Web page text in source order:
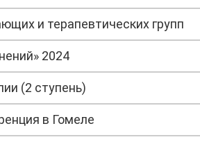
и терапевтических групп
2024
(2 ступень)
в Гомеле